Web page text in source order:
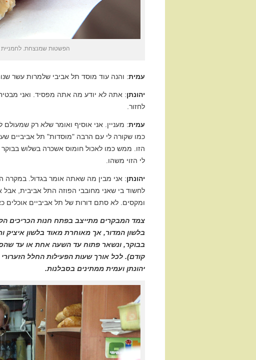
הפשטות שמנצחת. לחמניית
עמית: והנה עוד מוסד תל אביבי שלמרות עשר
יהונתן: אתה לא יודע מה אתה מפסיד. ואני
לחזור.
עמית: מעניין. אני אוסיף ואומר שלא רק
כמו שקורה לי עם הרבה "מוסדות" תל אביביים
הזו. ממש כמו לאכול חומוס אשכרה בשלוש
לי הזוי משהו.
יהונתן: אני מבין מה שאתה אומר בגדול. במקרה
לחשוד בי שאני מחובבי הפוזה התל אביבית, אבל
ומקסים. לא סתם דורות של תל אביביים אוכלים
צמד המבקרים מתייצב בפתח חנות הכריכים
בלשון המדור, אך מאוחרת מאוד בלשון איציק
בבוקר, ונשאר פתוח עד השעה אחת או עד
קודם). לכל אורך שעות הפעילות החלל
יהונתן ועמית ממתינים בסבלנות.